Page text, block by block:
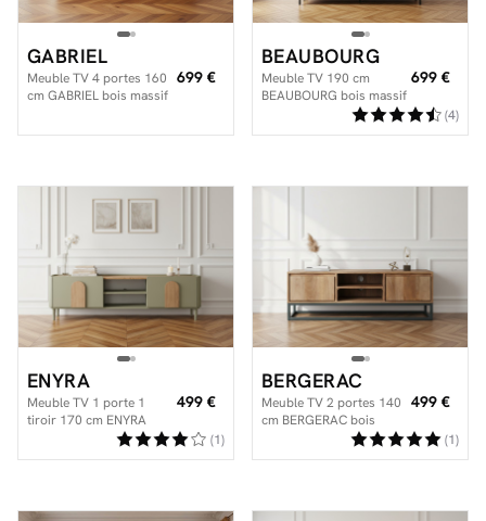
Facilité de paiements
Livraison
Aide et contact
Mieux nous connaître
GABRIEL
Meuble TV 4 portes 160
cm GABRIEL bois massif
699 €
BEAUBOURG
Meuble TV 190 cm
BEAUBOURG bois massif
699 €
(4)
ENYRA
Meuble TV 1 porte 1
tiroir 170 cm ENYRA
pieds en bois massif
499 €
(1)
BERGERAC
Meuble TV 2 portes 140
cm BERGERAC bois
massif de manguier
499 €
(1)